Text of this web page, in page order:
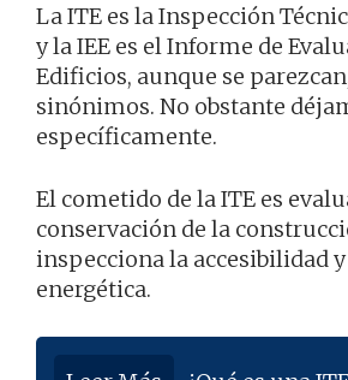
La ITE es la Inspección
y la IEE es el Informe de
Edificios, aunque se
sinónimos. No obstante
específicamente.
El cometido de la ITE es
conservación de la
inspecciona la accesibilidad
energética.